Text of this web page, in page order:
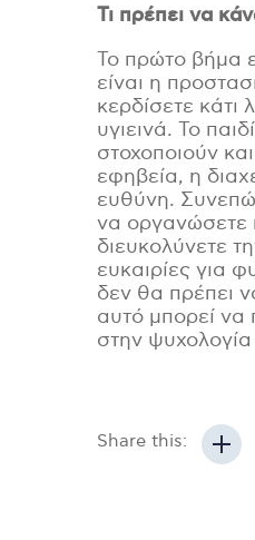
Τι πρέπει να
Το πρώτο βήμα
είναι η
κερδίσετε κάτι
υγιεινά. Το
στοχοποιούν
εφηβεία, η
ευθύνη.
να οργανώσετε
διευκολύνετε
ευκαιρίες για
δεν θα πρέπει
αυτό μπορεί να
στην ψυχολογία
Share this: